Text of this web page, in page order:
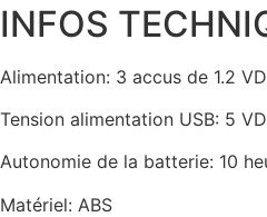
INFOS
Alimentation: 3 accus de 1.2
Tension alimentation USB: 5
Autonomie de la batterie: 10
Matériel: ABS